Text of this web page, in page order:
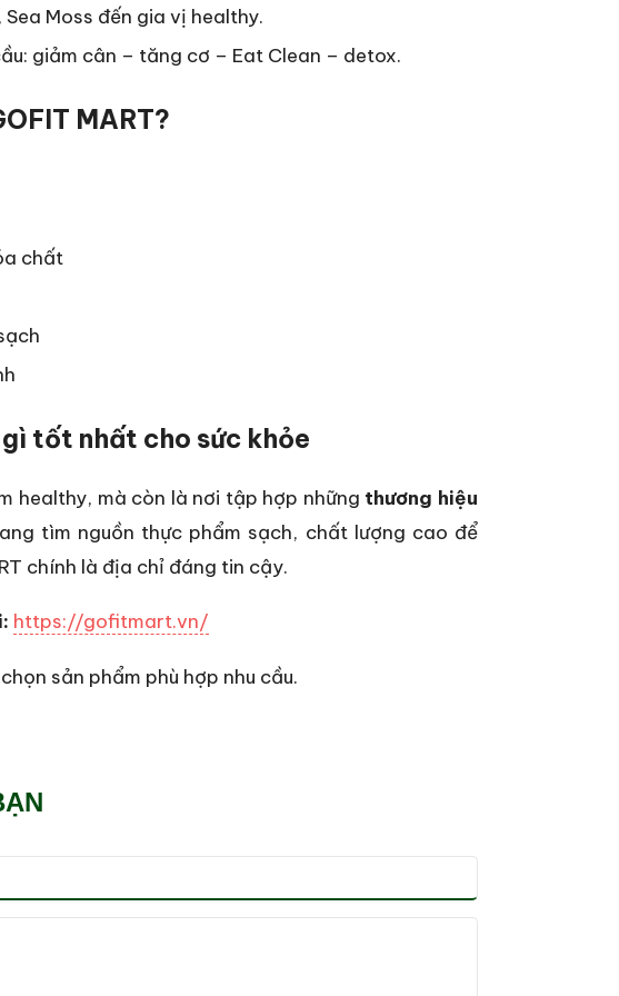
Moss đến gia vị healthy.
giảm cân – tăng cơ – Eat Clean – detox.
MART?
chất
gì tốt nhất cho sức khỏe
healthy, mà còn là nơi tập hợp những thương hiệu
tìm nguồn thực phẩm sạch, chất lượng cao để
chính là địa chỉ đáng tin cậy.
https://gofitmart.vn/
sản phẩm phù hợp nhu cầu.